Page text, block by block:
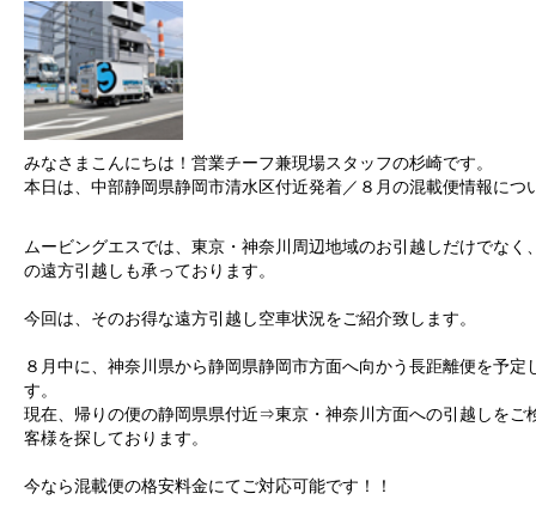
みなさまこんにちは！営業チーフ兼現場スタッフの杉崎です。
本日は、中部静岡県静岡市清水区付近発着／８月の混載便情報につ
ムービングエスでは、東京・神奈川周辺地域のお引越しだけでなく
の遠方引越しも承っております。
今回は、そのお得な遠方引越し空車状況をご紹介致します。
８月中に、神奈川県から静岡県静岡市方面へ向かう長距離便を予定
す。
現在、帰りの便の静岡県県付近⇒東京・神奈川方面への引越しをご
客様を探しております。
今なら混載便の格安料金にてご対応可能です！！